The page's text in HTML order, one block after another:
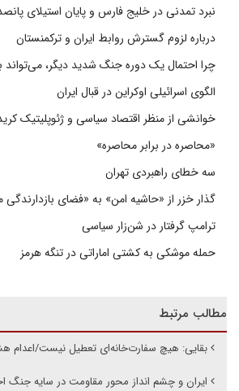
نبرد تمدنی در خلیج فارس و پایان استیلای
درباره لزوم گسترش روابط ایران و ترکمنستان
چرا احتمال یک دوره جنگ شدید دیگر، می‌تواند
الگوی اسرائیلی اوکراین در قبال ایران
خوانشی از منظر اقتصاد سیاسی و ژئوپلیتیک
«محاصره در برابر محاصره»
سه خطای راهبردی تهران
گذار خزر از «حاشیه امن» به «فضای بازدارندگی
ترامپ گرفتار در شن‌زار سیاسی
حمله موشکی به کشتی اماراتی در تنگه هرمز
مطالب مرتبط
بقایی: هیچ سفارت‌خانه‌ای تعطیل نیست/اعدام
ایران و چشم انداز محور مقاومت در سایه جنگ